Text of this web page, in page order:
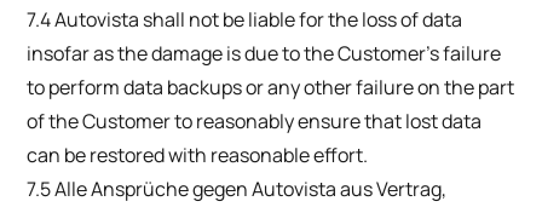
7.4 Autovista shall not be liable for the loss of data
insofar as the damage is due to the Customer’s failure
to perform data backups or any other failure on the part
of the Customer to reasonably ensure that lost data
can be restored with reasonable effort.
7.5 Alle Ansprüche gegen Autovista aus Vertrag,